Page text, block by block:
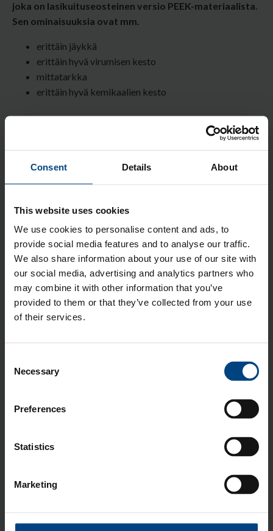
Consent Details About
This website uses cookies
We use cookies to personalise content and ads, to
provide social media features and to analyse our traffic.
We also share information about your use of our site with
our social media, advertising and analytics partners who
may combine it with other information that you’ve
provided to them or that they’ve collected from your use
of their services.
Selection
Necessary
Preferences
Statistics
Marketing
joka on lasikuituseosteinen versio PEEK-materiaalista.
Sen ominaisuuksia ovat mm.
erittäin jäykkä
erittäin hyvä virumisen kesto
mittatarkka
erittäin hyvä kemikaalien kesto
Materiaaliesittely
Erikoismuovi PEEK GF30
Teknisten erikoismuovien Mersu -
PEEK
Marko Koljonen24.10.2019 6:45